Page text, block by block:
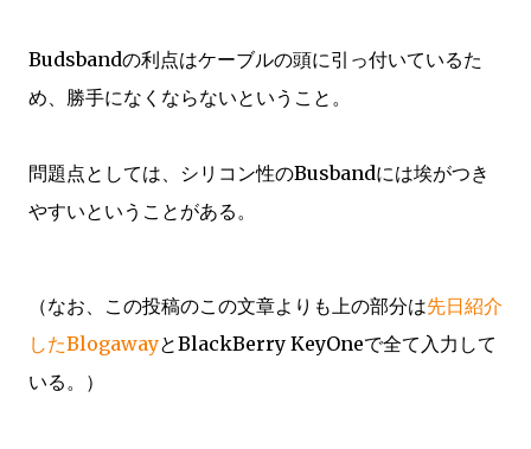
Budsbandの利点はケーブルの頭に引っ付いているた
め、勝手になくならないということ。
問題点としては、シリコン性のBusbandには埃がつき
やすいということがある。
（なお、この投稿のこの文章よりも上の部分は先日紹介
したBlogawayとBlackBerry KeyOneで全て入力して
いる。）